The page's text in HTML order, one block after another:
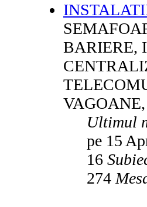
BARIERE,
Ultimul
pe 15
16
274